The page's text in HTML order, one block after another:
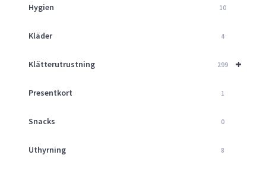
Klätterväggen
Aktuellt
Hygien 10
Kläder 4
+
Klätterutrustning 299
Presentkort 1
Snacks 0
Uthyrning 8